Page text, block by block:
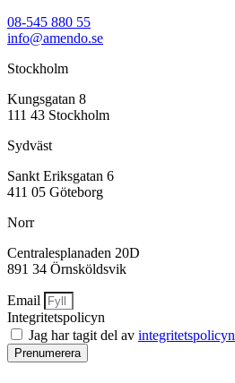
08-545 880 55
info@amendo.se
Stockholm
Kungsgatan 8
111 43 Stockholm
Sydväst
Sankt Eriksgatan 6
411 05 Göteborg
Norr
Centralesplanaden 20D
891 34 Örnsköldsvik
Email
Integritetspolicyn
Jag har tagit del av integritetspolicyn
Prenumerera